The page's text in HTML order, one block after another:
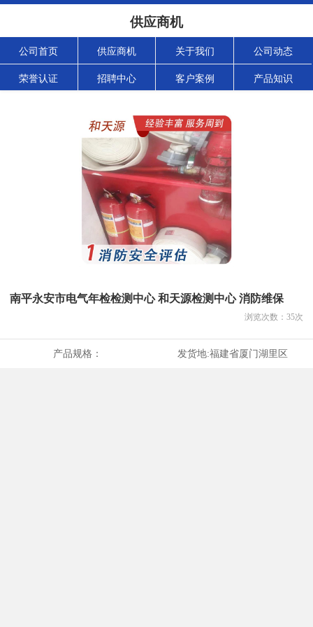
供应商机
公司首页 供应商机 关于我们 公司动态
荣誉认证 招聘中心 客户案例 产品知识
南平永安市电气年检检测中心 和天源检测中心 消防维保
浏览次数： 35次
产品规格： 发货地:福建省厦门湖里区